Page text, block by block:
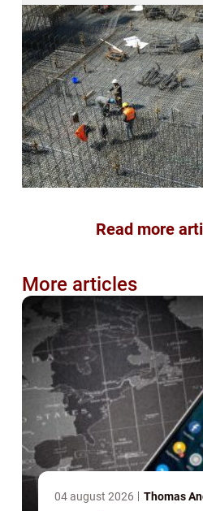
Read more
More articles
04 august 2026 Thomas